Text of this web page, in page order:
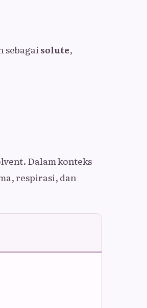
sebagai solute,
Dalam konteks
respirasi, dan